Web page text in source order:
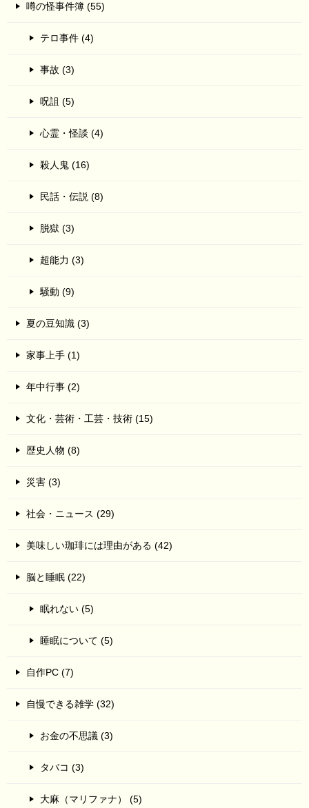
噂の怪事件簿 (55)
テロ事件 (4)
事故 (3)
呪詛 (5)
心霊・怪談 (4)
殺人鬼 (16)
民話・伝説 (8)
脱獄 (3)
超能力 (3)
騒動 (9)
夏の豆知識 (3)
家事上手 (1)
年中行事 (2)
文化・芸術・工芸・技術 (15)
歴史人物 (8)
災害 (3)
社会・ニュース (29)
美味しい珈琲には理由がある (42)
脳と睡眠 (22)
眠れない (5)
睡眠について (5)
自作PC (7)
自慢できる雑学 (32)
お金の不思議 (3)
タバコ (3)
大麻（マリファナ） (5)